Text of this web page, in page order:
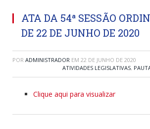
ATA DA 54ª SESSÃO
DE 22 DE JUNHO DE 2020
POR ADMINISTRADOR EM 22 DE JUNHO DE 2020
ATIVIDADES LEGISLATIVAS,
Clique aqui para visualizar